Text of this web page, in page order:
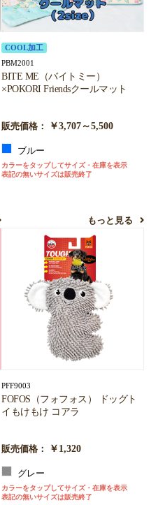
COOL加工
PBM2001
BITE ME（バイトミー）
×POKORI Friendsクールマット
販売価格： ￥3,707～5,500
ブルー
カラーをタップしてサイズ・在庫を表示
表記の無いサイズは販売終了
もっと見る
PFF9003
FOFOS（フォフォス） ドッグト
イもけもけ コアラ
販売価格： ￥1,320
グレー
カラーをタップしてサイズ・在庫を表示
表記の無いサイズは販売終了